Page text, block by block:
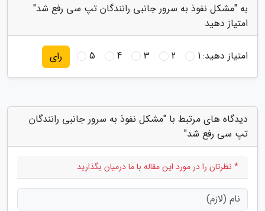
به "مشکل نفوذ به سرور جانبی رانندگان تپ سی رفع شد"
امتیاز دهید
امتیاز دهید:1
2
3
4
5 رای
دیدگاه های مرتبط با "مشکل نفوذ به سرور جانبی رانندگان
تپ سی رفع شد"
* نظرتان را در مورد این مقاله با ما درمیان بگذارید